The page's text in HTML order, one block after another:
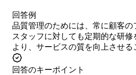
回答例
品質管理のためには、常に顧客
スタッフに対しても定期的な研
より、サービスの質を向上させる
回答のキーポイント